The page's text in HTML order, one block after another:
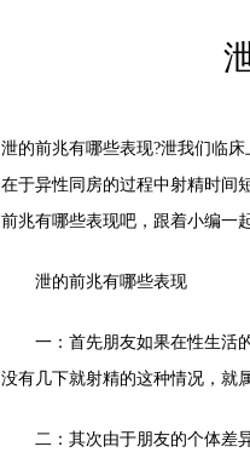
泄的前兆有哪些表现?泄我们临
在于异性同房的过程中射精时间
前兆有哪些表现吧，跟着小编一
泄的前兆有哪些表现
一：首先朋友如果在性生活的
没有几下就射精的这种情况，就
二：其次由于朋友的个体差异